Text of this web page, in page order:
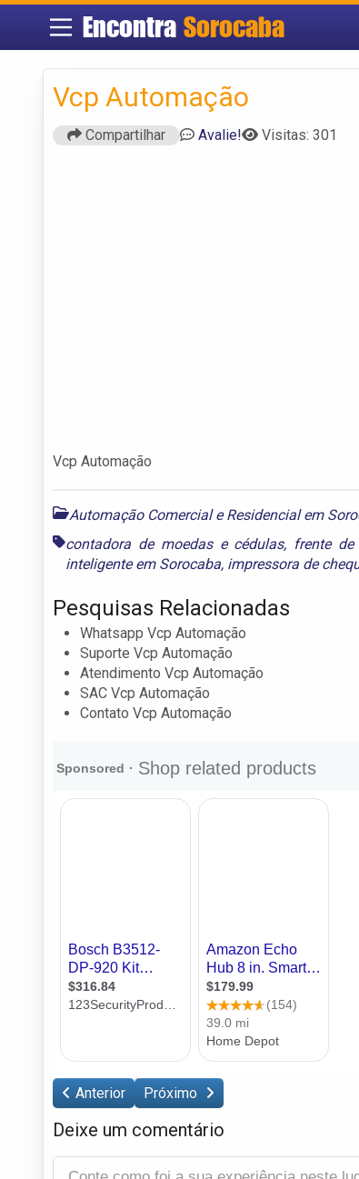
Encontra Sorocaba
Vcp Automação
Compartilhar Avalie! Visitas: 301
Vcp Automação
Automação Comercial e Residencial em
contadora de moedas e cédulas, frente
inteligente em Sorocaba, impressora de
Pesquisas Relacionadas
Whatsapp Vcp Automação
Suporte Vcp Automação
Atendimento Vcp Automação
SAC Vcp Automação
Contato Vcp Automação
Anterior Próximo
Deixe um comentário